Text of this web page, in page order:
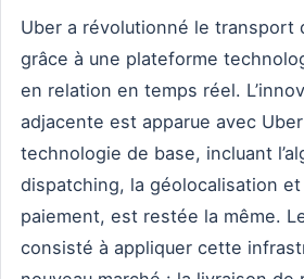
Uber a révolutionné le transport
grâce à une plateforme
en relation en temps réel.
adjacente est apparue avec
technologie de base, incluant
dispatching, la géolocalisation
paiement, est restée la même.
consisté à appliquer cette